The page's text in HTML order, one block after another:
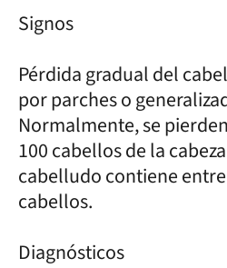
Signos
Pérdida gradual del
por parches o
Normalmente, se
100 cabellos de la
cabelludo contiene entre
cabellos.
Diagnósticos